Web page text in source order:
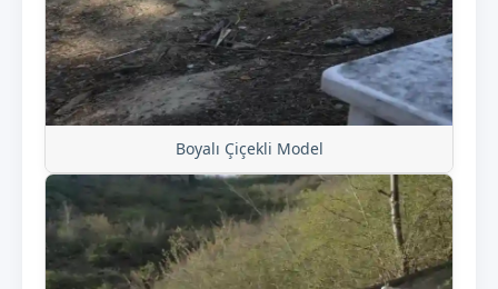
Boyalı Çiçekli Model